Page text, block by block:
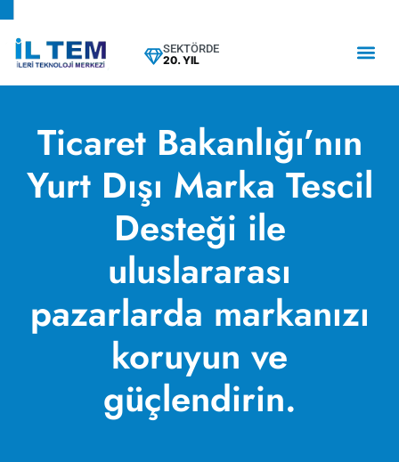
SEKTÖRDE
20. YIL
Ticaret Bakanlığı’nın
Yurt Dışı Marka Tescil
Desteği ile
uluslararası
pazarlarda markanızı
koruyun ve
güçlendirin.